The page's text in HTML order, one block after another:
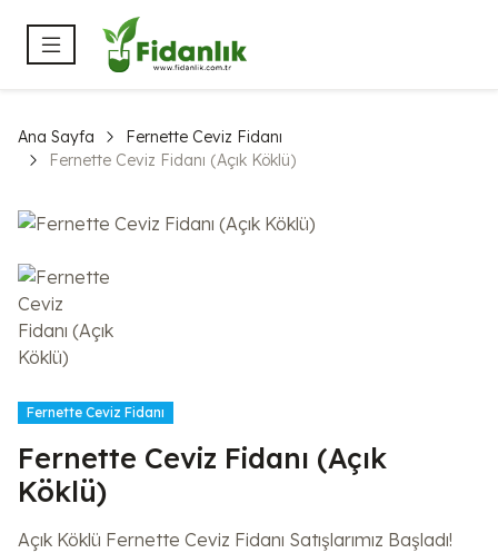
Ana Sayfa
Fernette Ceviz Fidanı
Fernette Ceviz Fidanı (Açık Köklü)
Fernette Ceviz Fidanı
Fernette Ceviz Fidanı (Açık
Köklü)
Açık Köklü Fernette Ceviz Fidanı Satışlarımız Başladı!